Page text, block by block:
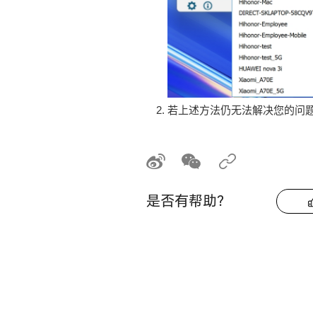
若上述方法仍无法解决您的问
是否有帮助？